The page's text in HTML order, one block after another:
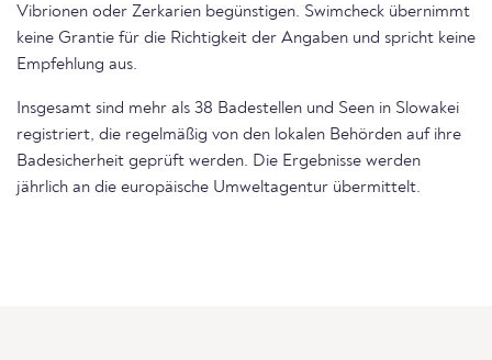
Vibrionen oder Zerkarien begünstigen. Swimcheck übernimmt
keine Grantie für die Richtigkeit der Angaben und spricht keine
Empfehlung aus.
Insgesamt sind mehr als 38 Badestellen und Seen in Slowakei
registriert, die regelmäßig von den lokalen Behörden auf ihre
Badesicherheit geprüft werden. Die Ergebnisse werden
jährlich an die europäische Umweltagentur übermittelt.